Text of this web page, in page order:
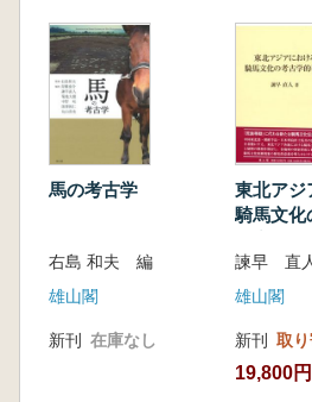
来たのかなどについての手
が、馬がどのような場所で
のかや、牧はどこにあった
な「場」に関する議論は、
日本列島で最初に営まれ
観だったのだろうか。それ
ったのだろうか。
本書は、この素朴な問いの
成果を一書にまとめたもの
ールドは、当時、河内湖北
馬の考古学
右島 和夫 編
雄山閣
新刊 在庫なし
東北アジ
騎馬文化
諫早 直
雄山閣
新刊 取
19,800円